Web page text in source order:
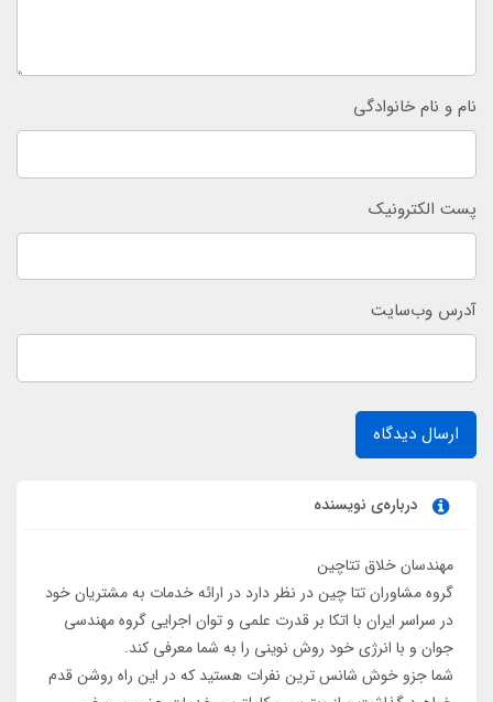
نام و نام خانوادگی
پست الکترونیک
آدرس وب‌سایت
ارسال دیدگاه
درباره‌ی نویسنده
مهندسان خلاق تتاچین
گروه مشاوران تتا چین در نظر دارد در ارائه خدمات به مشتریان خود
در سراسر ایران با اتکا بر قدرت علمی و توان اجرایی گروه مهندسی
جوان و با انرژی خود روش نوینی را به شما معرفی کند.
شما جزو خوش شانس ترین نفرات هستید که در این راه روشن قدم